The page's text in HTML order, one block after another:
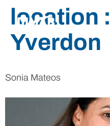
location :
Yverdon
Sonia Mateos